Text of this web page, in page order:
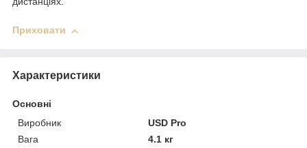
Приховати
Характеристики
Основні
Виробник
USD Pro
Вага
4.1 кг